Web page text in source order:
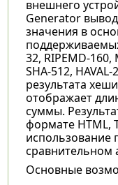
внешнего
Generator
значения в
32, RIPEMD-160,
SHA-512,
результата
отображает
суммы.
формате HTML,
использование
сравнительном
Основные